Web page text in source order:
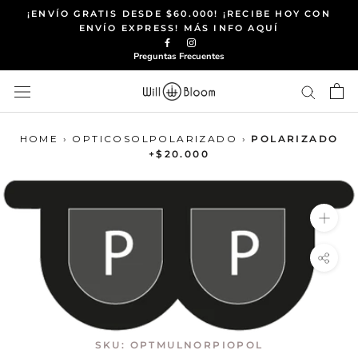
Saltar¡ENVÍO GRATIS DESDE $60.000! ¡RECIBE HOY CON
ENVÍO EXPRESS! MÁS INFO AQUÍ
Preguntas Frecuentes
HOME › OPTICOSOLPOLARIZADO › POLARIZADO
+$20.000
SKU: OPTMULNORPIOPOL